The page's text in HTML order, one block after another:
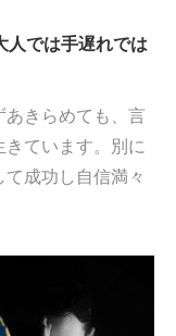
人では手遅れでは
きらめても、言
ています。別に
成功し自信満々